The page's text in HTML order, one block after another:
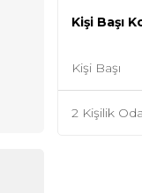
Kişi Başı
Kişi Başı
2 Kişilik